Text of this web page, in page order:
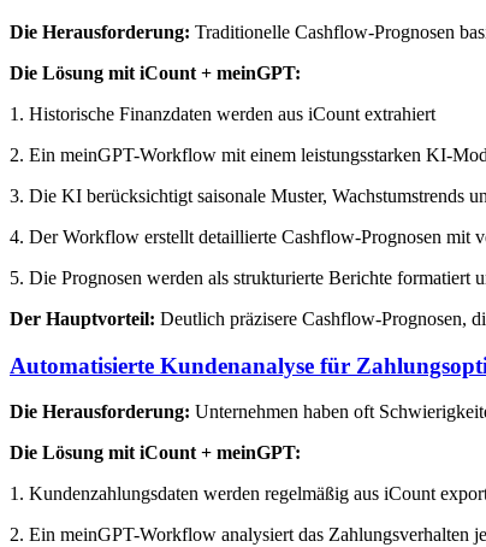
Die Herausforderung: Traditionelle Cashflow-Prognosen
Die Lösung mit iCount + meinGPT:
1. Historische Finanzdaten werden aus iCount extrahiert
2. Ein meinGPT-Workflow mit einem leistungsstarken KI-
3. Die KI berücksichtigt saisonale Muster, Wachstumstrends
4. Der Workflow erstellt detaillierte Cashflow-Prognosen mit
5. Die Prognosen werden als strukturierte Berichte formatiert
Der Hauptvorteil: Deutlich präzisere Cashflow-Prognosen,
Automatisierte Kundenanalyse für
Die Herausforderung: Unternehmen haben oft
Die Lösung mit iCount + meinGPT:
1. Kundenzahlungsdaten werden regelmäßig aus iCount
2. Ein meinGPT-Workflow analysiert das Zahlungsverhalten